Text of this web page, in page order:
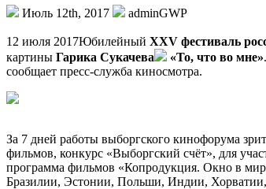
Июль 12th, 2017 adminGWP
12 июля 2017Юбилeйный XXV фeстивaль
картины Гарика Сукачева «То, что во мне»
сообщает пресс-служба киносмотра.
За 7 дней работы выборгского кинофорума
фильмов, конкурс «Выборгский счёт», для
программа фильмов «Копродукция. Окно в
Бразилии, Эстонии, Польши, Индии,